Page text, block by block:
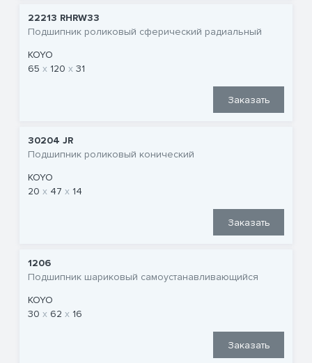
22213 RHRW33
Подшипник роликовый сферический радиальный
KOYO
65
120 31
Заказать
30204 JR
Подшипник роликовый конический
KOYO
20
47 14
Заказать
1206
Подшипник шариковый самоустанавливающийся
KOYO
30
62 16
Заказать